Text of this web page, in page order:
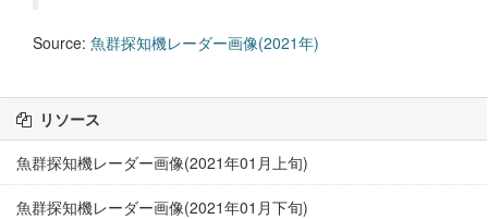
Source: 魚群探知機レーダー画像(2021年)
リソース
魚群探知機レーダー画像(2021年01月上旬)
魚群探知機レーダー画像(2021年01月下旬)